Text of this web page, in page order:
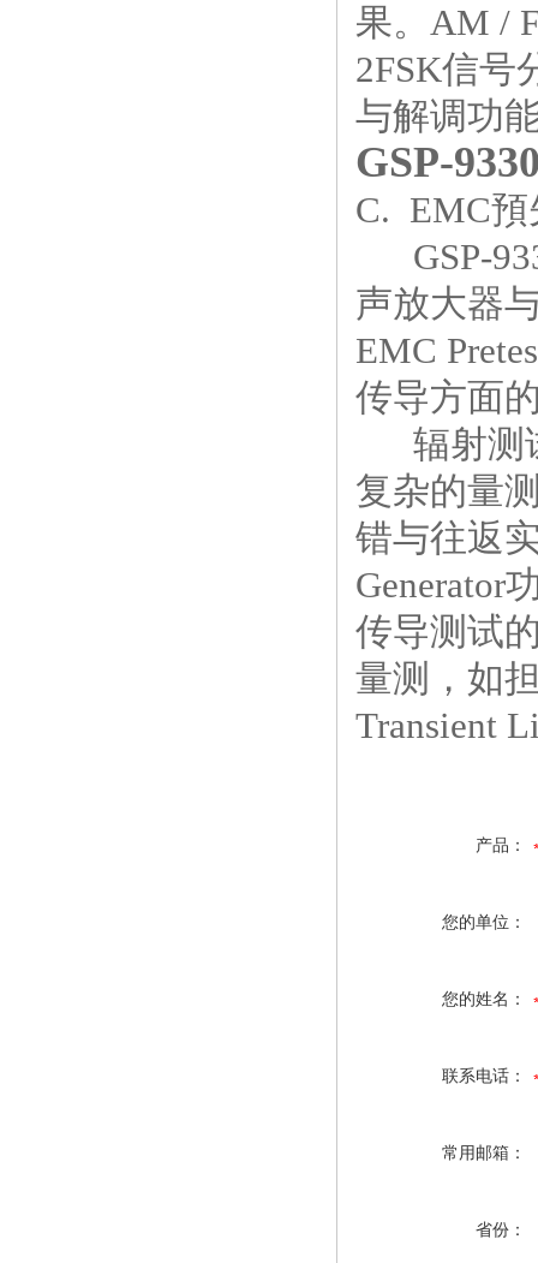
果。AM /
2FSK信号
与解调功
GSP-
C. EMC預
GSP-
声放大器
EMC
传导方面
辐射测
复杂的量
错与往返
Generator
传导测试
量测，如
Transient
产品：
您的单位：
您的姓名：
联系电话：
常用邮箱：
省份：